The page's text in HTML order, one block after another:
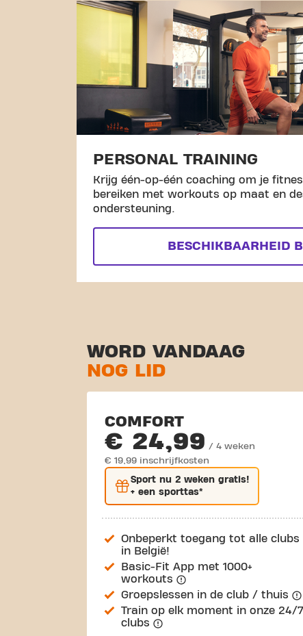
PERSONAL TRAINING
Krijg één-op-één coaching om je
bereiken met workouts op maat en
ondersteuning.
BESCHIKBAARHEID
WORD VANDAAG
NOG LID
COMFORT
€ 24,99 / 4 weken
€ 19,99 inschrijfkosten
Sport nu 2 weken gratis!
+ een sporttas*
Onbeperkt toegang tot alle clubs
in België!
Basic-Fit App met 1000+
workouts
Groepslessen in de club / thuis
Train op elk moment in onze 24/7
clubs